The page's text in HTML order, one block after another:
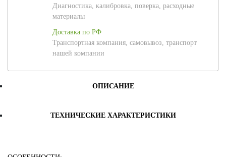
Диагностика, калибровка, поверка, расходные
материалы
Доставка по РФ
Транспортная компания, самовывоз, транспорт
нашей компании
ОПИСАНИЕ
ТЕХНИЧЕСКИЕ ХАРАКТЕРИСТИКИ